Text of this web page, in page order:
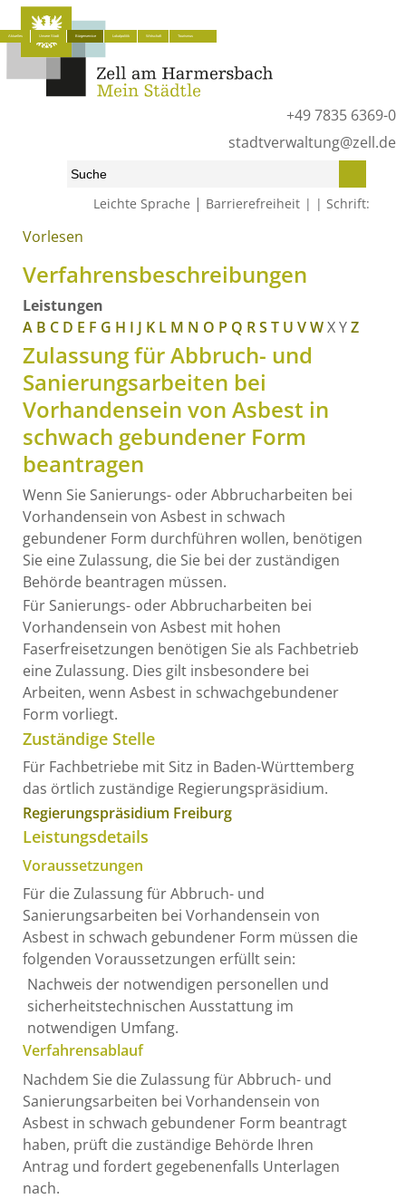
+49 7835 6369-0
stadtverwaltung@zell.de
Leichte Sprache | Barrierefreiheit Schrift:
Aktuelles Unsere Stadt Bürgerservice Lokalpolitik Wirtschaft Tourismus
Start» Bürgerservice »
Vorlesen
Verfahrensbeschreibungen
Leistungen
A B C D E F G H I J K L M N O P Q RS T U VWXYZ
Zulassung für Abbruch- und
Sanierungsarbeiten bei
Vorhandensein von Asbest in
schwach gebundener Form
beantragen
Wenn Sie Sanierungs- oder Abbrucharbeiten bei
Vorhandensein von Asbest in schwach
gebundener Form durchführen wollen, benötigen
Sie eine Zulassung, die Sie bei der zuständigen
Behörde beantragen müssen.
Für Sanierungs- oder Abbrucharbeiten bei
Vorhandensein von Asbest mit hohen
Faserfreisetzungen benötigen Sie als Fachbetrieb
eine Zulassung. Dies gilt insbesondere bei
Arbeiten, wenn Asbest in schwachgebundener
Form vorliegt.
Zuständige Stelle
Für Fachbetriebe mit Sitz in Baden-Württemberg
das örtlich zuständige Regierungspräsidium.
Regierungspräsidium Freiburg
Leistungsdetails
Voraussetzungen
Für die Zulassung für Abbruch- und
Sanierungsarbeiten bei Vorhandensein von
Asbest in schwach gebundener Form müssen die
folgenden Voraussetzungen erfüllt sein:
Nachweis der notwendigen personellen und
sicherheitstechnischen Ausstattung im
notwendigen Umfang.
Verfahrensablauf
Nachdem Sie die Zulassung für Abbruch- und
Sanierungsarbeiten bei Vorhandensein von
Asbest in schwach gebundener Form beantragt
haben, prüft die zuständige Behörde Ihren
Antrag und fordert gegebenenfalls Unterlagen
nach.